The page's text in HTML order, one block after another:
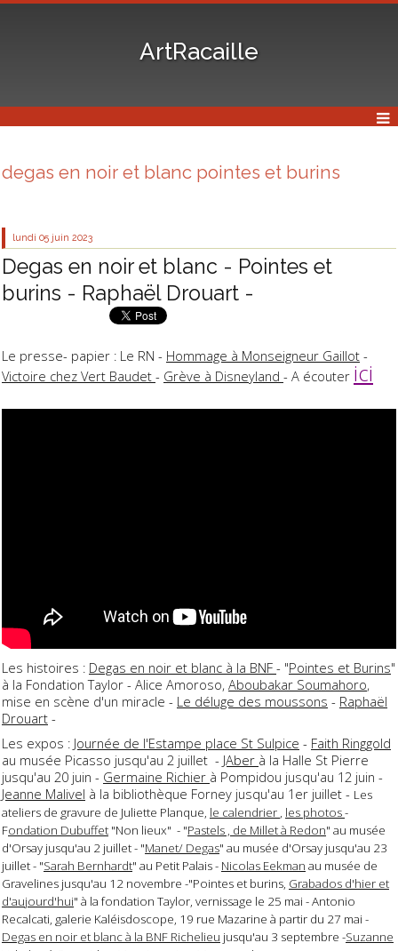
ArtRacaille
degas en noir et blanc pointes et burins
lundi 05 juin 2023
Degas en noir et blanc - Pointes et
burins - Raphaël Drouart -
Le presse- papier : Le RN - Hommage à Monseigneur Gaillot -
Victoire chez Vert Baudet - Grève à Disneyland - A écouter ici
Les histoires : Degas en noir et blanc à la BNF - "Pointes et Burins"
à la Fondation Taylor - Alice Amoroso, Aboubakar Soumahoro,
mise en scène d'un miracle - Le déluge des moussons - Raphaël
Drouart -
Les expos : Journée de l'Estampe place St Sulpice - Faith Ringgold
au musée Picasso jusqu'au 2 juillet - JAber à la Halle St Pierre
jusqu'au 20 juin - Germaine Richier à Pompidou jusqu'au 12 juin -
Jeanne Malivel à la bibliothèque Forney jusqu'au 1er juillet - Les
ateliers de gravure de Juliette Planque, le calendrier les photos-
Fondation Dubuffet "Non lieux" - "Pastels , de Millet à Redon" au musée
d'Orsay jusqu'au 2 juillet - "Manet/ Degas" au musée d'Orsay jusqu'au 23
juillet - "Sarah Bernhardt" au Petit Palais - Nicolas Eekman au musée de
Gravelines jusqu'au 12 novembre -"Pointes et burins, Grabados d'hier et
d'aujourd'hui" à la fondation Taylor, vernissage le 25 mai - Antonio
Recalcati, galerie Kaléisdoscope, 19 rue Mazarine à partir du 27 mai -
Degas en noir et blanc à la BNF Richelieu jusqu'au 3 septembre -Suzanne